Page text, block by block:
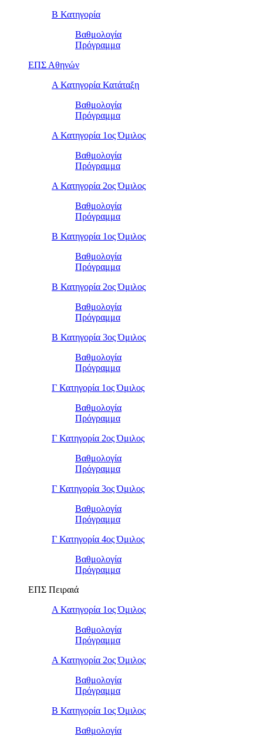
Β Κατηγορία
Βαθμολογία
Πρόγραμμα
ΕΠΣ Αθηνών
Α Κατηγορία Κατάταξη
Βαθμολογία
Πρόγραμμα
Α Κατηγορία 1ος Όμιλος
Βαθμολογία
Πρόγραμμα
Α Κατηγορία 2ος Όμιλος
Βαθμολογία
Πρόγραμμα
Β Κατηγορία 1ος Όμιλος
Βαθμολογία
Πρόγραμμα
Β Κατηγορία 2ος Όμιλος
Βαθμολογία
Πρόγραμμα
Β Κατηγορία 3ος Όμιλος
Βαθμολογία
Πρόγραμμα
Γ Κατηγορία 1ος Όμιλος
Βαθμολογία
Πρόγραμμα
Γ Κατηγορία 2ος Όμιλος
Βαθμολογία
Πρόγραμμα
Γ Κατηγορία 3ος Όμιλος
Βαθμολογία
Πρόγραμμα
Γ Κατηγορία 4ος Όμιλος
Βαθμολογία
Πρόγραμμα
ΕΠΣ Πειραιά
Α Κατηγορία 1ος Όμιλος
Βαθμολογία
Πρόγραμμα
Α Κατηγορία 2ος Όμιλος
Βαθμολογία
Πρόγραμμα
Β Κατηγορία 1ος Όμιλος
Βαθμολογία